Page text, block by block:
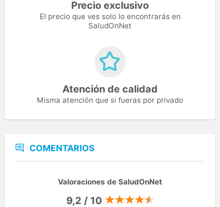
Precio exclusivo
El precio que ves solo lo encontrarás en
SaludOnNet
Atención de calidad
Misma atención que si fueras por privado
COMENTARIOS
Valoraciones de SaludOnNet
9,2 / 10